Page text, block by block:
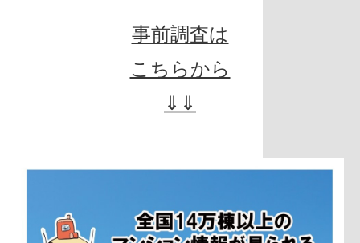
事前調査は
こちらから
⇓⇓